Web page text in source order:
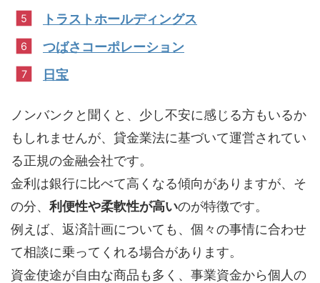
トラストホールディングス
つばさコーポレーション
日宝
ノンバンクと聞くと、少し不安に感じる方もいるか
もしれませんが、貸金業法に基づいて運営されてい
る正規の金融会社です。
金利は銀行に比べて高くなる傾向がありますが、そ
の分、 利便性や柔軟性が高いのが特徴です。
例えば、返済計画についても、個々の事情に合わせ
て相談に乗ってくれる場合があります。
資金使途が自由な商品も多く、事業資金から個人の